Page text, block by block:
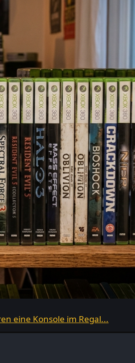
eine Konsole im Regal...